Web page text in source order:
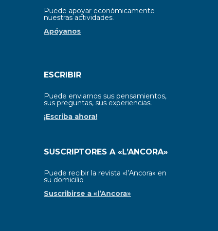
Puede apoyar económicamente
nuestras actividades.
Apóyanos
ESCRIBIR
Puede enviarnos sus pensamientos,
sus preguntas, sus experiencias.
¡Escriba ahora!
SUSCRIPTORES A «L’ANCORA»
Puede recibir la revista «l’Ancora» en
su domicilio
Suscribirse a «l’Ancora»